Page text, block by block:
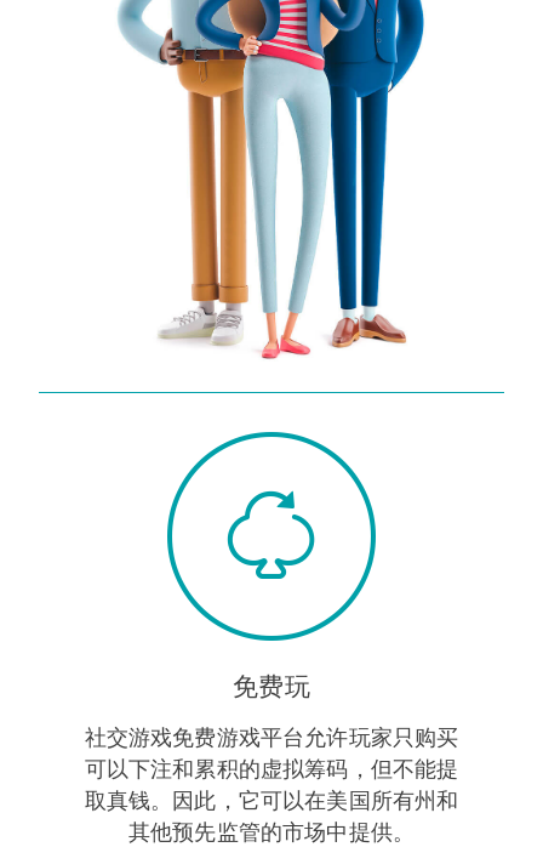
免费玩
社交游戏免费游戏平台允许玩家只购买
可以下注和累积的虚拟筹码，但不能提
取真钱。因此，它可以在美国所有州和
其他预先监管的市场中提供。